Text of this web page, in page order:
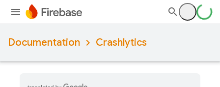
Documentation Crashlytics